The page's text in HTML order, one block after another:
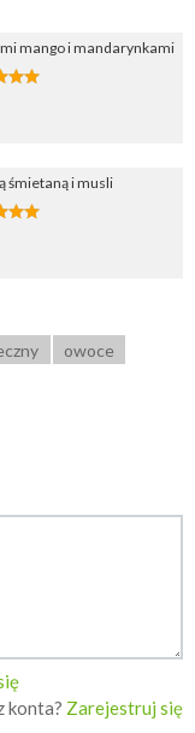
mango i mandarynkami
śmietaną i musli
owoce
konta? Zarejestruj się